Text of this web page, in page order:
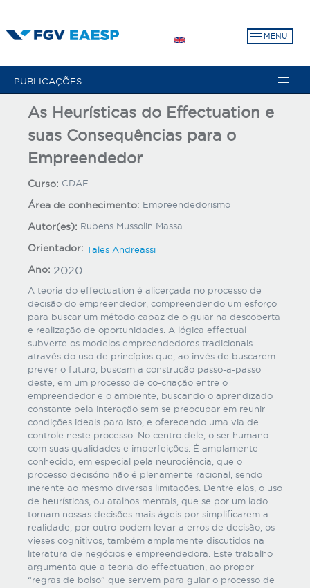
para
MENU
PUBLICAÇÕES
As Heurísticas do Effectuation e
suas Consequências para o
Empreendedor
Curso: CDAE
Área de conhecimento: Empreendedorismo
Autor(es): Rubens Mussolin Massa
Orientador: Tales Andreassi
Ano: 2020
A teoria do effectuation é alicerçada no processo de
decisão do empreendedor, compreendendo um esforço
para buscar um método capaz de o guiar na descoberta
e realização de oportunidades. A lógica effectual
subverte os modelos empreendedores tradicionais
através do uso de princípios que, ao invés de buscarem
prever o futuro, buscam a construção passo-a-passo
deste, em um processo de co-criação entre o
empreendedor e o ambiente, buscando o aprendizado
constante pela interação sem se preocupar em reunir
condições ideais para isto, e oferecendo uma via de
controle neste processo. No centro dele, o ser humano
com suas qualidades e imperfeições. É amplamente
conhecido, em especial pela neurociência, que o
processo decisório não é plenamente racional, sendo
inerente ao mesmo diversas limitações. Dentre elas, o uso
de heurísticas, ou atalhos mentais, que se por um lado
tornam nossas decisões mais ágeis por simplificarem a
realidade, por outro podem levar a erros de decisão, os
vieses cognitivos, também amplamente discutidos na
literatura de negócios e empreendedora. Este trabalho
argumenta que a teoria do effectuation, ao propor
“regras de bolso” que servem para guiar o processo de